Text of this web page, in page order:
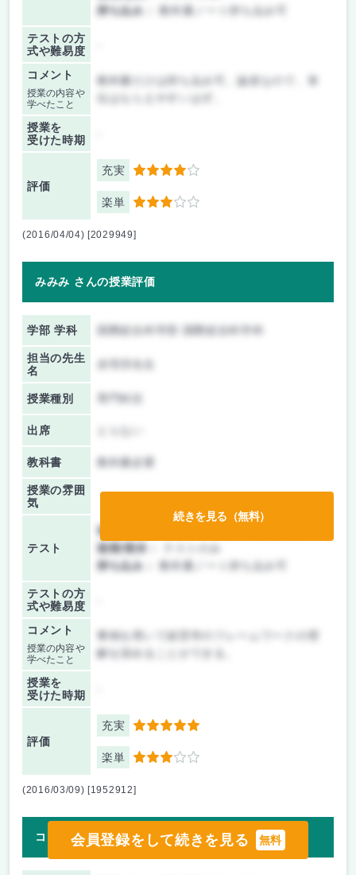
会員登録をして続きを見る 無料
持ち込み：
教科書ノート持ち込み可
テストの方
式や難易度
コメント
授業の内容や
学べたこと
教科書だけは持ち込み可。論述なので、単
授業を
受けた時期
評価
充実 4
楽単 3
(2016/04/04) [2029949]
みみみ さんの授業評価
学部 学科 国際総合科学部 国際総合科学科
担当の先生
名
授業種別
出席
教科書 教科書必要
授業の雰囲
気
テスト
前期/中間：
後期/期末：
持ち込み：
教科書ノート持ち込み可
テストの方
式や難易度
コメント
授業の内容や
学べたこと
解を深めることができる。
授業を
受けた時期
評価
充実 5
楽単 3
続きを見る（無料）
(2016/03/09) [1952912]
コンコン さんの授業評価